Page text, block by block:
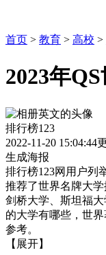
首页 > 教育 > 高校 >
2023年
排行榜123
2022-11-20 15:04:44
生成海报
排行榜123网用户列
推荐了世界名牌大
剑桥大学、斯坦福
的大学有哪些，世
参考。
【展开】